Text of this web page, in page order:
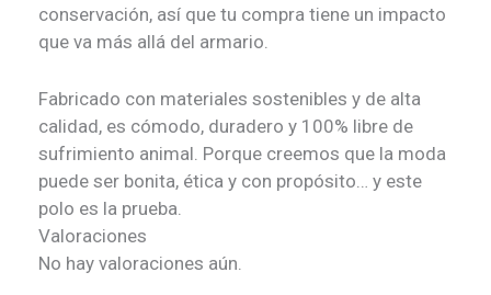
conservación, así que tu compra tiene un impacto
que va más allá del armario.
Fabricado con materiales sostenibles y de alta
calidad, es cómodo, duradero y 100% libre de
sufrimiento animal. Porque creemos que la moda
puede ser bonita, ética y con propósito… y este
polo es la prueba.
Valoraciones
No hay valoraciones aún.